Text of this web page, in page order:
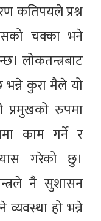
कतिपयले प्रश्न
चक्का भने
लोकतन्त्रबाट
कुरा मैले यो
प्रमुखको रुपमा
काम गर्ने र
गरेको छु।
नै सुशासन
हो भन्ने